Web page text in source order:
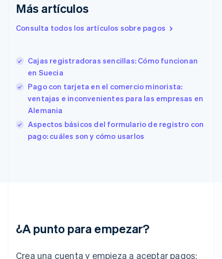
Más artículos
Consulta todos los artículos sobre pagos
Cajas registradoras sencillas: Cómo funcionan
en Suecia
Pago con tarjeta en el comercio minorista:
ventajas e inconvenientes para las empresas en
Alemania
Aspectos básicos del formulario de registro con
pago: cuáles son y cómo usarlos
¿A punto para empezar?
Crea una cuenta y empieza a aceptar pagos:
Emiratos Árabes Unidos
Eslovaquia
EnglishItaliano
España
Estados Unidos
EnglishEspañol简体中文
Estonia
Finlandia
EnglishSvenska
India